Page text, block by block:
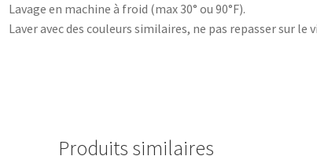
Lavage en machine à froid (max 30° ou 90°F).
Laver avec des couleurs similaires, ne pas repasser sur le
Produits similaires